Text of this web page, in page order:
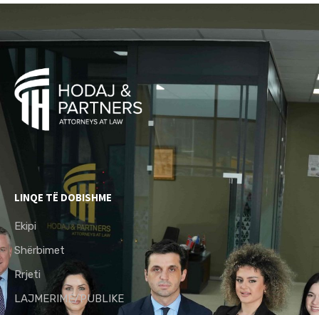
LINQE TË DOBISHME
Ekipi
Shërbimet
Rrjeti
LAJMERIME/PUBLIKE